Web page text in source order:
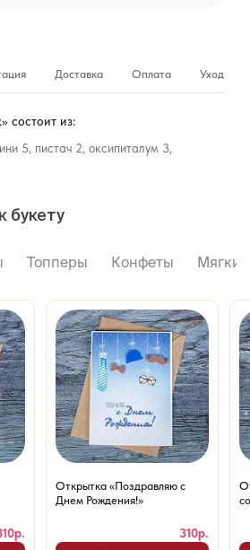
Доставка Оплата Уход за
состоит из:
5, пистач 2, оксипиталум 3,
букету
Топперы Конфеты
Открытка «Поздравляю с
Днем Рождения!»
310р.